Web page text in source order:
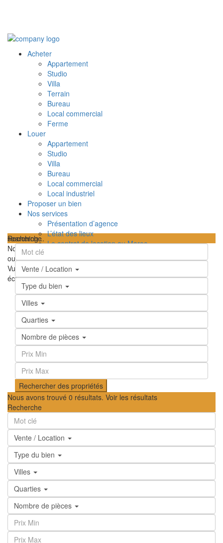
Acheter
Appartement
Studio
Villa
Terrain
Bureau
Local commercial
Ferme
Louer
Appartement
Studio
Villa
Bureau
Local commercial
Local industriel
Proposer un bien
Nos services
Présentation d’agence
L’état des lieux
Le contrat de location au Maroc
Les frais de notaire au Maroc
Contactez-nous
searching...
Nous n'avons trouvé aucun résultat
ouvrir la carte
Vue
Feuille de route Satellite
écran Prev Prochain
Recherche
Vente / Location
Type du bien
Villes
Quarties
Nombre de pièces
Nous avons trouvé 0 résultats. Voir les résultats
Recherche
Vente / Location
Type du bien
Villes
Quarties
Nombre de pièces